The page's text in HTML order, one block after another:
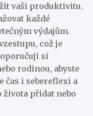
vaši produktivitu.
každé
výdajům.
což je
si
rodinou, abyste
čas i sebereflexi a
života přidat nebo